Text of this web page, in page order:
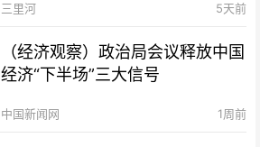
三里河 5天前
（经济观察）政治局会议释放中国
经济“下半场”三大信号
中国新闻网 1周前